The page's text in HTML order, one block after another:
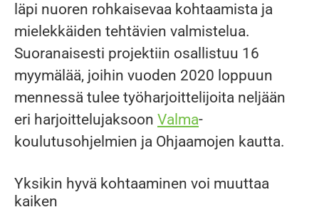
läpi nuoren rohkaisevaa kohtaamista ja
mielekkäiden tehtävien valmistelua.
Suoranaisesti projektiin osallistuu 16
myymälää, joihin vuoden 2020 loppuun
mennessä tulee työharjoittelijoita neljään
eri harjoittelujaksoon Valma-
koulutusohjelmien ja Ohjaamojen kautta.
Yksikin hyvä kohtaaminen voi muuttaa
kaiken